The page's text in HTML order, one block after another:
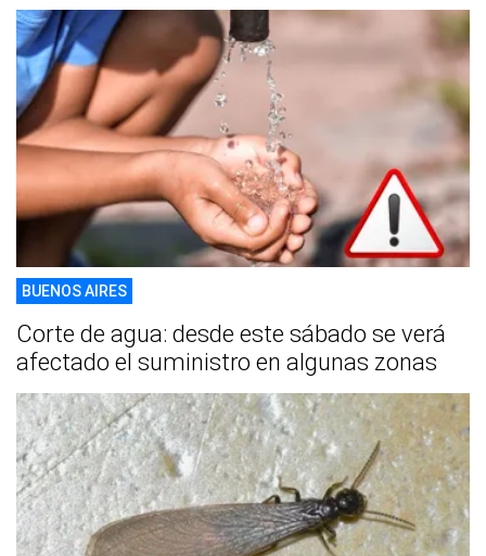
BUENOS AIRES
Corte de agua: desde este sábado se verá
afectado el suministro en algunas zonas